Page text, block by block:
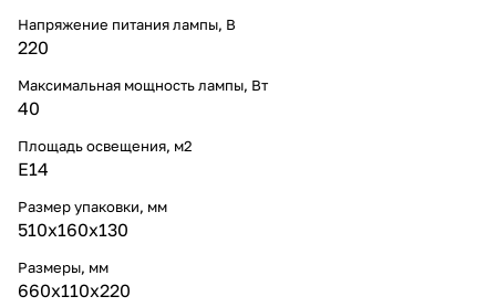
Напряжение питания лампы, В
220
Максимальная мощность лампы, Вт
40
Площадь освещения, м2
E14
Размер упаковки, мм
510x160x130
Размеры, мм
660x110x220